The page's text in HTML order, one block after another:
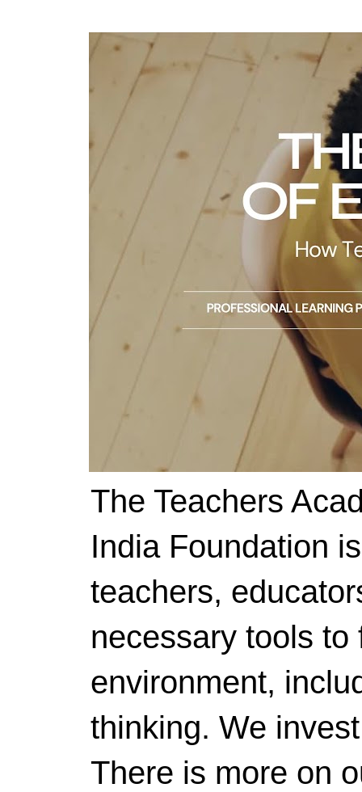
The Teachers
India Foundation
teachers,
necessary tools
environment,
thinking. We
There is more on